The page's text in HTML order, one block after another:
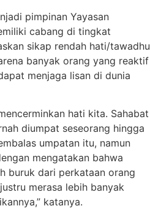
pimpinan Yayasan
cabang di tingkat
sikap rendah hati/tawadhu
banyak orang yang reaktif
menjaga lisan di dunia
hati kita. Sahabat
diumpat seseorang hingga
umpatan itu, namun
mengatakan bahwa
buruk dari perkataan orang
merasa lebih banyak
katanya.